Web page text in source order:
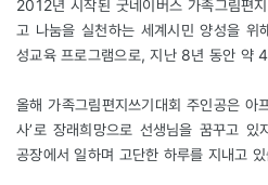
2012년 시작된 굿네이버스 가족그림편
고 나눔을 실천하는 세계시민 양성을 위
성교육 프로그램으로, 지난 8년 동안 약
올해 가족그림편지쓰기대회 주인공은 아
사’로 장래희망으로 선생님을 꿈꾸고
공장에서 일하며 고단한 하루를 지내고